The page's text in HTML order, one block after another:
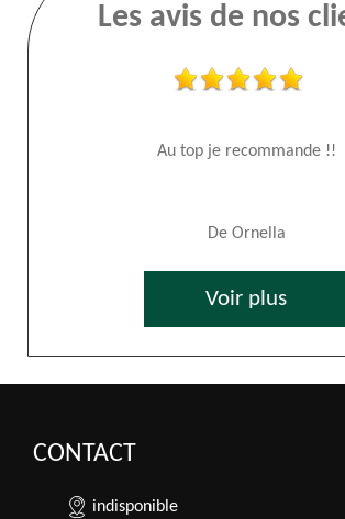
Les avis de nos
Au top je recommande !!
De Ornella
Voir plus
CONTACT
indisponible